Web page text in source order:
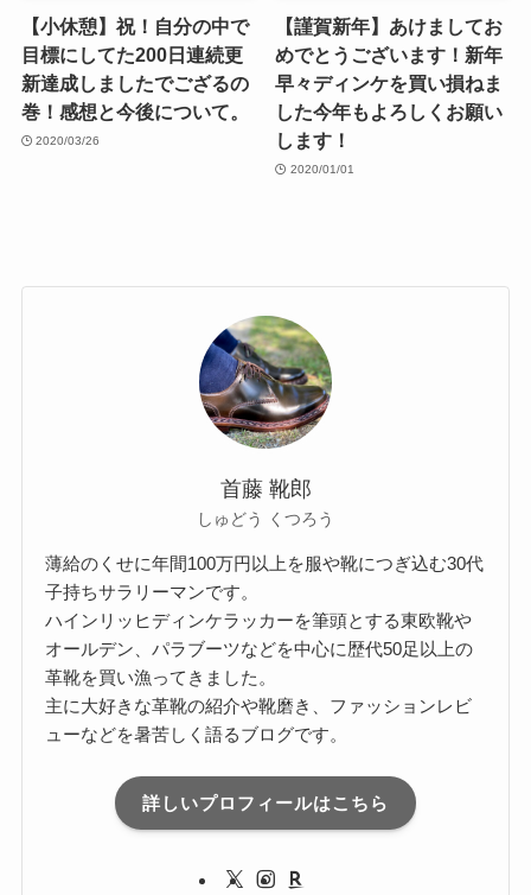
【小休憩】祝！自分の中で
目標にしてた200日連続更
新達成しましたでござるの
巻！感想と今後について。
2020/03/26
【謹賀新年】あけましてお
めでとうございます！新年
早々ディンケを買い損ねま
した今年もよろしくお願い
します！
2020/01/01
首藤 靴郎
しゅどう くつろう
薄給のくせに年間100万円以上を服や靴につぎ込む30代
子持ちサラリーマンです。
ハインリッヒディンケラッカーを筆頭とする東欧靴や
オールデン、パラブーツなどを中心に歴代50足以上の
革靴を買い漁ってきました。
主に大好きな革靴の紹介や靴磨き、ファッションレビ
ューなどを暑苦しく語るブログです。
詳しいプロフィールはこちら